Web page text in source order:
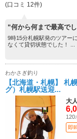
(口コミ 12件)
“何から何まで最高で
9時15分札幌駅発のツアー
なくて貸切状態でした！ ...
わかさぎ釣り
【北海道・札幌】 札
グ）札幌駅送迎...
大
120
即